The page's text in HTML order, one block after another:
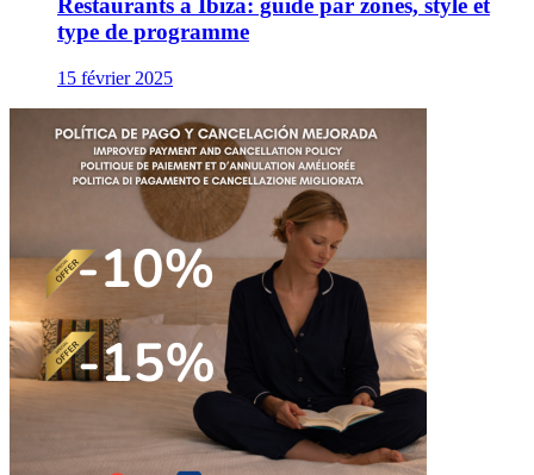
Restaurants à Ibiza: guide par zones, style et
type de programme
15 février 2025